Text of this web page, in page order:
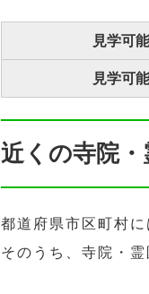
見学可
見学可
近くの寺院
都道府県市区町村
そのうち、寺院・